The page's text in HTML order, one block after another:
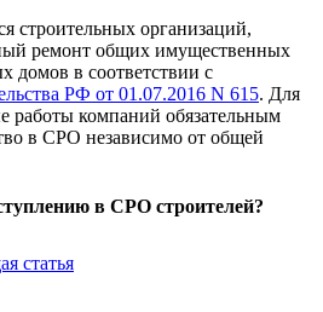
строительных организаций,
ремонт общих имущественных
домов в соответствии с
РФ от 01.07.2016 N 615. Для
компаний обязательным
в СРО независимо от общей
в СРО строителей?
статья